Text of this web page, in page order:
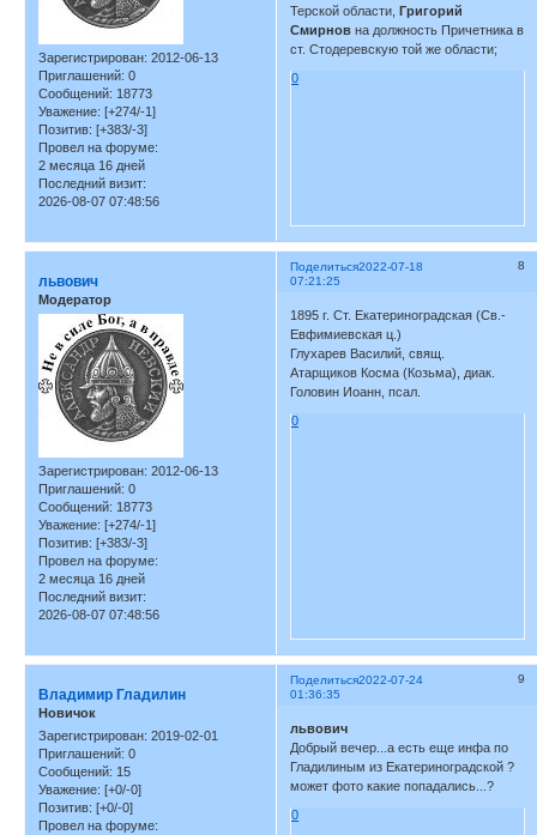
Зарегистрирован: 2012-06-13
Приглашений: 0
Сообщений: 18773
Уважение: [+274/-1]
Позитив: [+383/-3]
Провел на форуме:
2 месяца 16 дней
Последний визит:
2026-08-07 07:48:56
Терской области,Григорий
Смирнов на должность Причетника в
ст. Стодеревскую той же области;
0
Поделиться 8
2022-07-18
07:21:25
львович
Модератор
Зарегистрирован: 2012-06-13
Приглашений: 0
Сообщений: 18773
Уважение: [+274/-1]
Позитив: [+383/-3]
Провел на форуме:
2 месяца 16 дней
Последний визит:
2026-08-07 07:48:56
1895 г. Ст. Екатериноградская (Св.-
Евфимиевская ц.)
Глухарев Василий, свящ.
Атарщиков Косма (Козьма), диак.
Головин Иоанн, псал.
0
Поделиться 9
2022-07-24
01:36:35
Владимир Гладилин
Новичок
Зарегистрирован: 2019-02-01
Приглашений: 0
Сообщений: 15
Уважение: [+0/-0]
Позитив: [+0/-0]
Провел на форуме:
львович
Добрый вечер...а есть еще инфа по
Гладилиным из Екатериноградской ?
может фото какие попадались...?
0